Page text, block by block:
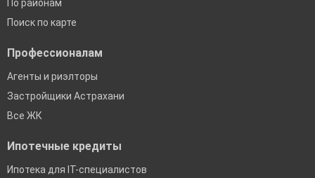
По районам
Поиск по карте
Профессионалам
Агенты и риэлторы
Застройщики Астрахани
Все ЖК
Ипотечные кредиты
Ипотека для IT-специалистов